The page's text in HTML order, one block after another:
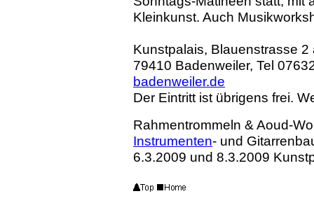
Kleinkunst. Auch
Kunstpalais, Blauenstrasse
79410 Badenweiler, Tel
badenweiler.de
Der Eintritt ist übrigens frei.
Rahmentrommeln & Aoud-
Instrumenten- und
6.3.2009 und 8.3.2009